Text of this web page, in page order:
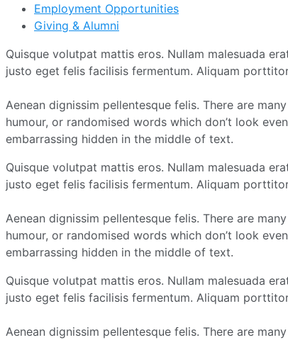
Employment Opportunities
Giving & Alumni
Quisque volutpat mattis eros. Nullam malesuada
justo eget felis facilisis fermentum. Aliquam
Aenean dignissim pellentesque felis. There are
humour, or randomised words which don’t look
embarrassing hidden in the middle of text.
Quisque volutpat mattis eros. Nullam malesuada
justo eget felis facilisis fermentum. Aliquam
Aenean dignissim pellentesque felis. There are
humour, or randomised words which don’t look
embarrassing hidden in the middle of text.
Quisque volutpat mattis eros. Nullam malesuada
justo eget felis facilisis fermentum. Aliquam
Aenean dignissim pellentesque felis. There are